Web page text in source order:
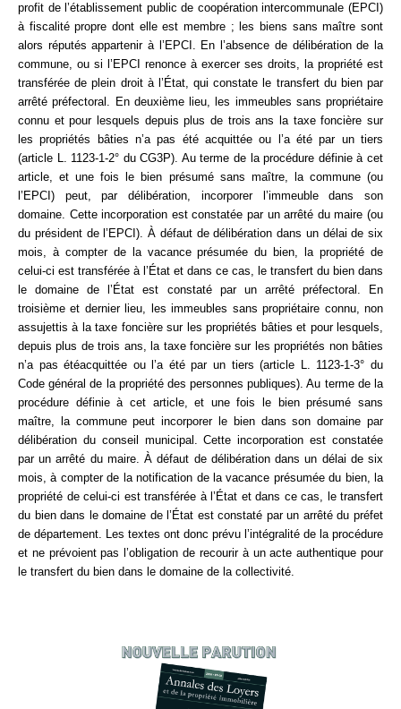
profit de l’établissement public de coopération intercommunale (EPCI)
à fiscalité propre dont elle est membre ; les biens sans maître sont
alors réputés appartenir à l’EPCI. En l’absence de délibération de la
commune, ou si l’EPCI renonce à exercer ses droits, la propriété est
transférée de plein droit à l’État, qui constate le transfert du bien par
arrêté préfectoral. En deuxième lieu, les immeubles sans propriétaire
connu et pour lesquels depuis plus de trois ans la taxe foncière sur
les propriétés bâties n’a pas été acquittée ou l’a été par un tiers
(article L. 1123-1-2° du CG3P). Au terme de la procédure définie à cet
article, et une fois le bien présumé sans maître, la commune (ou
l’EPCI) peut, par délibération, incorporer l’immeuble dans son
domaine. Cette incorporation est constatée par un arrêté du maire (ou
du président de l’EPCI). À défaut de délibération dans un délai de six
mois, à compter de la vacance présumée du bien, la propriété de
celui-ci est transférée à l’État et dans ce cas, le transfert du bien dans
le domaine de l’État est constaté par un arrêté préfectoral. En
troisième et dernier lieu, les immeubles sans propriétaire connu, non
assujettis à la taxe foncière sur les propriétés bâties et pour lesquels,
depuis plus de trois ans, la taxe foncière sur les propriétés non bâties
n’a pas étéacquittée ou l’a été par un tiers (article L. 1123-1-3° du
Code général de la propriété des personnes publiques). Au terme de la
procédure définie à cet article, et une fois le bien présumé sans
maître, la commune peut incorporer le bien dans son domaine par
délibération du conseil municipal. Cette incorporation est constatée
par un arrêté du maire. À défaut de délibération dans un délai de six
mois, à compter de la notification de la vacance présumée du bien, la
propriété de celui-ci est transférée à l’État et dans ce cas, le transfert
du bien dans le domaine de l’État est constaté par un arrêté du préfet
de département. Les textes ont donc prévu l’intégralité de la procédure
et ne prévoient pas l’obligation de recourir à un acte authentique pour
le transfert du bien dans le domaine de la collectivité.